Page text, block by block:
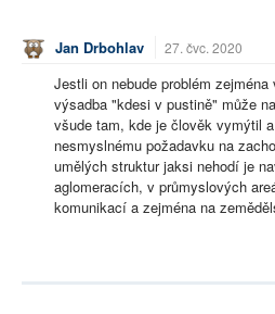
Jan Drbohlav 27. čvc. 2020
Jestli on nebude problém
výsadba "kdesi v pustině" může
všude tam, kde je člověk vymýtil
nesmyslnému požadavku na
umělých struktur jaksi nehodí je
aglomeracích, v průmyslových
komunikací a zejména na